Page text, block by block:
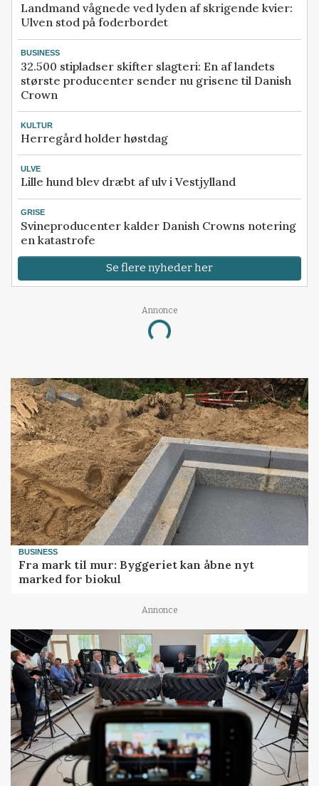
Landmand vågnede ved lyden af skrigende kvier:
Ulven stod på foderbordet
BUSINESS
32.500 stipladser skifter slagteri: En af landets
største producenter sender nu grisene til Danish
Crown
KULTUR
Herregård holder høstdag
ULVE
Lille hund blev dræbt af ulv i Vestjylland
GRISE
Svineproducenter kalder Danish Crowns notering
en katastrofe
Se flere nyheder her
Annonce
Loading...
BUSINESS
Fra mark til mur: Byggeriet kan åbne nyt
marked for biokul
Annonce